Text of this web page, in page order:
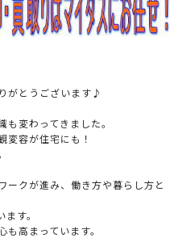
がとうございます♪
変わってきました。
変容が住宅にも！
ークが進み、働き方や暮らし方と
す。
高まっています。